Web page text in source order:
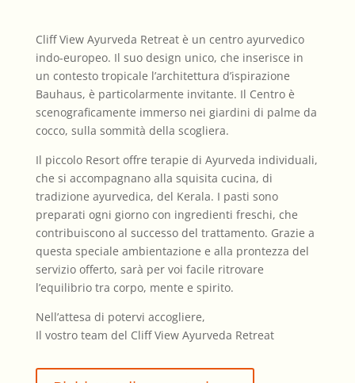
Cliff View Ayurveda Retreat è un centro ayurvedico
indo-europeo. Il suo design unico, che inserisce in
un contesto tropicale l’architettura d’ispirazione
Bauhaus, è particolarmente invitante. Il Centro è
scenograficamente immerso nei giardini di palme da
cocco, sulla sommità della scogliera.
Il piccolo Resort offre terapie di Ayurveda individuali,
che si accompagnano alla squisita cucina, di
tradizione ayurvedica, del Kerala. I pasti sono
preparati ogni giorno con ingredienti freschi, che
contribuiscono al successo del trattamento. Grazie a
questa speciale ambientazione e alla prontezza del
servizio offerto, sarà per voi facile ritrovare
l’equilibrio tra corpo, mente e spirito.
Nell’attesa di potervi accogliere,
Il vostro team del Cliff View Ayurveda Retreat